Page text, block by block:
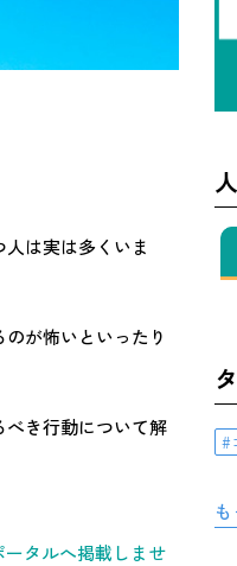
は実は多くいま
が怖いといったり
き行動について解
タルへ掲載しませ